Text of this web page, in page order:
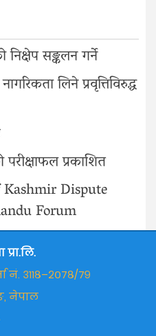
सङ्कलन गर्ने
लिने प्रवृत्तिविरुद्ध
परीक्षाफल प्रकाशित
Dispute
Forum
नं. ३११८–२०७८/७९
नेपाल